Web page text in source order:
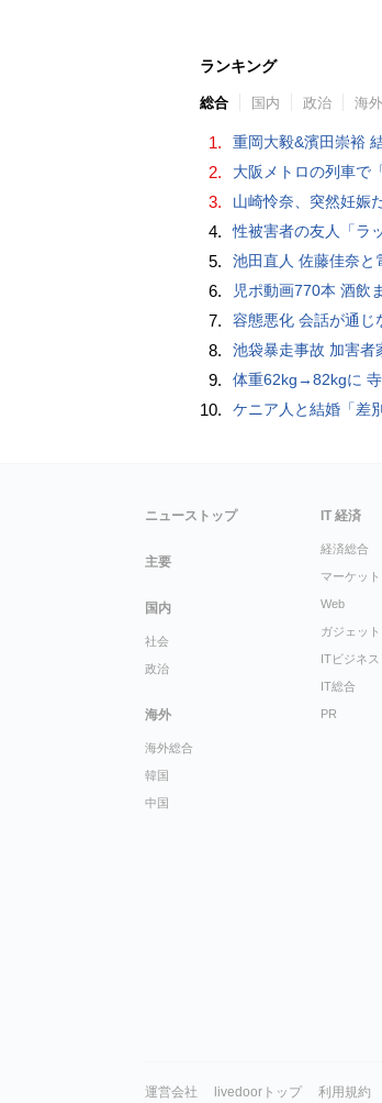
ランキング
総合 国内 政治 海外
1. 重岡大毅&濱田崇裕
2. 大阪メトロの列車で
3. 山崎怜奈、突然妊娠
4. 性被害者の友人「ラ
5. 池田直人 佐藤佳奈と
6. 児ポ動画770本 酒飲
7. 容態悪化 会話が通じ
8. 池袋暴走事故 加害者
9. 体重62kg→82kgに
10. ケニア人と結婚「差
ニューストップ
主要
国内
社会
政治
海外
海外総合
韓国
中国
IT 経済
経済総合
マーケット
Web
ガジェット
ITビジネス
IT総合
PR
運営会社 livedoorトップ 利用規約